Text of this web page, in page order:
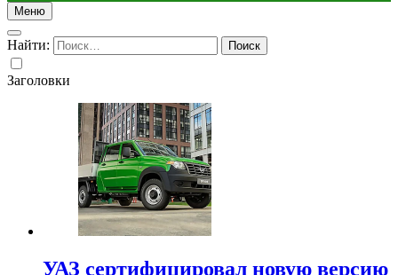
Меню
Найти:
Заголовки
УАЗ сертифицировал новую версию